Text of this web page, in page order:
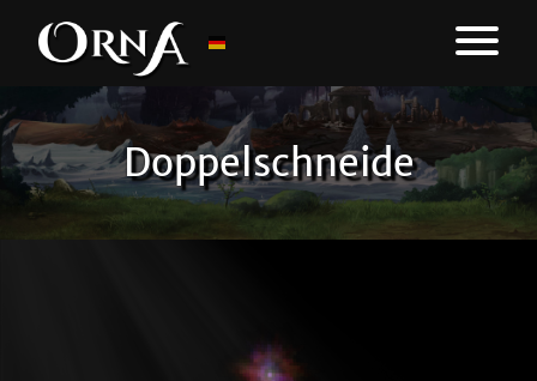
Doppelschneide